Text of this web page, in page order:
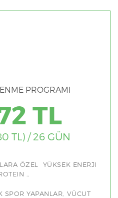
PROGRAMI
TL
TL) / 26 GÜN
ÖZEL YÜKSEK ENERJI
..
SPOR YAPANLAR, VÜCUT